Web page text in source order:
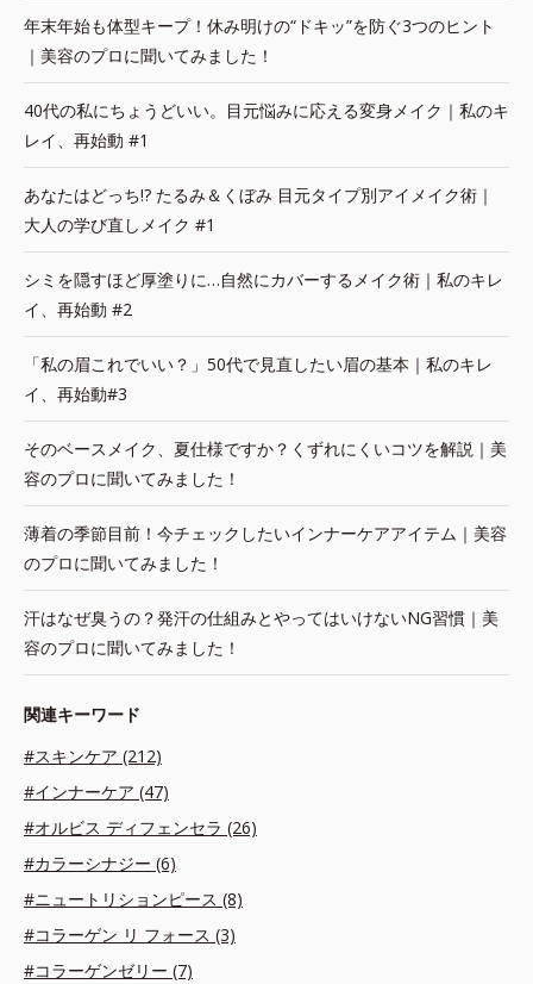
年末年始も体型キープ！休み明けの“ドキッ”を防ぐ3つのヒント
｜美容のプロに聞いてみました！
40代の私にちょうどいい。目元悩みに応える変身メイク｜私のキ
レイ、再始動 #1
あなたはどっち!? たるみ＆くぼみ 目元タイプ別アイメイク術｜
大人の学び直しメイク #1
シミを隠すほど厚塗りに…自然にカバーするメイク術｜私のキレ
イ、再始動 #2
「私の眉これでいい？」50代で見直したい眉の基本｜私のキレ
イ、再始動#3
そのベースメイク、夏仕様ですか？くずれにくいコツを解説｜美
容のプロに聞いてみました！
薄着の季節目前！今チェックしたいインナーケアアイテム｜美容
のプロに聞いてみました！
汗はなぜ臭うの？発汗の仕組みとやってはいけないNG習慣｜美
容のプロに聞いてみました！
関連キーワード
#スキンケア (212)
#インナーケア (47)
#オルビス ディフェンセラ (26)
#カラーシナジー (6)
#ニュートリションピース (8)
#コラーゲン リ フォース (3)
#コラーゲンゼリー (7)